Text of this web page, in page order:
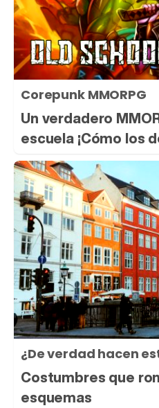
Corepunk MMORPG
Un verdadero
escuela ¡Cómo los
¿De verdad hacen
Costumbres que
esquemas